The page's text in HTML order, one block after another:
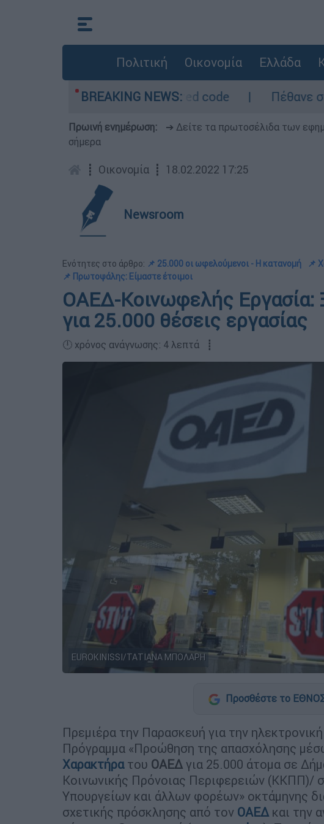
Πολιτική Οικονομία Ελλάδα
BREAKING NEWS:
- Οι περιοχές σε red code Πέθανε σε ηλικία 69
Πρωινή ενημέρωση: ➔ Δείτε τα πρωτοσέλιδα των
σήμερα
┋ Οικονομία ┋ 18.02.2022 17:25
Newsroom
Ενότητες στο άρθρο: 📌 25.000 οι ωφελούμενοι - Η κατανομή
📌
📌 Πρωτοψάλης: Είμαστε έτοιμοι
ΟΑΕΔ-Κοινωφελής Εργασία:
για 25.000 θέσεις εργασίας
🕛 χρόνος ανάγνωσης: 4 λεπτά ┋
EUROKINISSI/ΤΑΤΙΑΝΑ ΜΠΟΛΑΡΗ
Προσθέστε το
Πρεμιέρα την Παρασκευή για την
Πρόγραμμα «Προώθηση της απασχόλησης
Χαρακτήρατου ΟΑΕΔ για 25.000 άτομα σε
Κοινωνικής Πρόνοιας Περιφερειών (ΚΚΠΠ)/
Υπουργείων και άλλων φορέων» οκτάμηνης
σχετικής πρόσκλησης από τον ΟΑΕΔ και την